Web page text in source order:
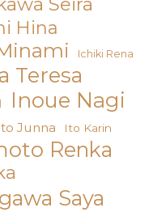
Hina
Ichiki Rena
Teresa
Inoue Nagi
Junna Ito Karin
Renka
Saya